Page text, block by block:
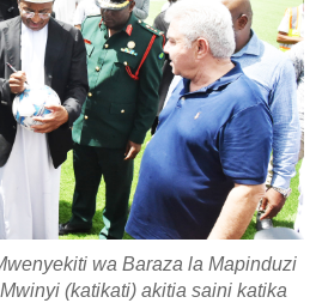
wa Baraza la Mapinduzi
(katikati) akitia saini katika